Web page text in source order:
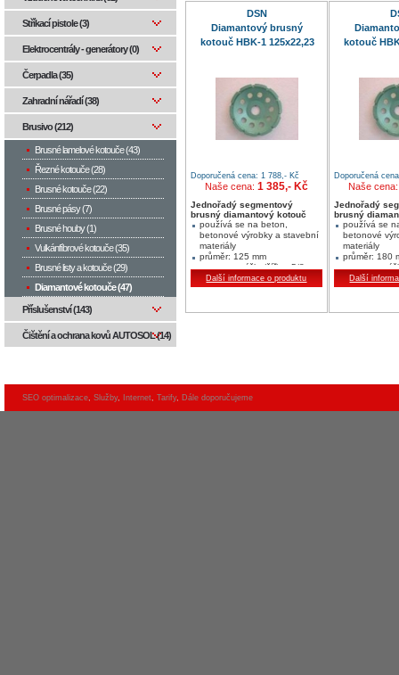
segment v mm: 10 / 2 / 7
jednotka balení:1
min. množství:1 ks
Vhodný pro mnohostranné
opracování nejrůznějších
segment v
jednotka
min.
Vhodný pro
opracování
DSN
Diamantový brusný
kotouč HBK-1 125x22,23
Doporučená cena: 1 788,- Kč
Naše cena: 1 385,- Kč
Jednořadý segmentový
brusný diamantový kotouč
používá se na beton,
betonové výrobky a stavební
materiály
průměr: 125 mm
segment: výška/šířka: 5/8
Další informace o produktu
kotouč
Doporučená
Naše
Jednořadý
brusný
používá se
betonové
materiály
průměr: 180
segment:
Další
Stříkací pistole (3)
Elektrocentrály - generátory (0)
Čerpadla (35)
Zahradní nářadí (38)
Brusivo (212)
Brusné lamelové kotouče (43)
Řezné kotouče (28)
Brusné kotouče (22)
Brusné pásy (7)
Brusné houby (1)
Vulkánfíbrové kotouče (35)
Brusné listy a kotouče (29)
Diamantové kotouče (47)
Příslušenství (143)
Čištění a ochrana kovů AUTOSOL (14)
SEO optimalizace, Služby, Internet, Tarify, Dále doporučujeme